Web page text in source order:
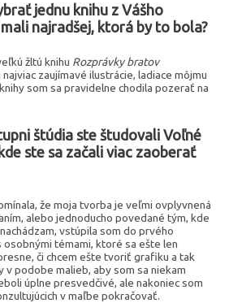
jednu knihu z Vášho
najradšej, ktorá by to bola?
žltú knihu Rozprávky bratov
najviac zaujímavé ilustrácie, ladiace môjmu
som sa pravidelne chodila pozerať na
štúdia ste študovali Voľné
ste sa začali viac zaoberať
že moja tvorba je veľmi ovplyvnená
alebo jednoducho povedané tým, kde
vstúpila som do prvého
témami, ktoré sa ešte len
či chcem ešte tvoriť grafiku a tak
v podobe malieb, aby som sa niekam
úplne presvedčivé, ale nakoniec som
v maľbe pokračovať.